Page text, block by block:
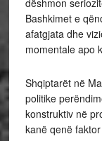
Bashkimet e
afatgjata dhe
momentale apo
Shqiptarët në
politike
konstruktiv në
kanë qenë